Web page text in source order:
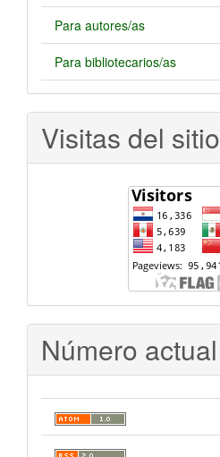
Para autores/as
Para bibliotecarios/as
Visitas del sitio
Número actual